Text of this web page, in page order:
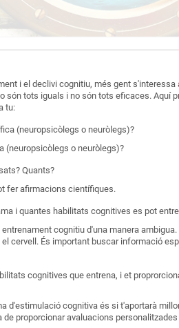
i el declivi cognitiu, més gent
són tots iguals i no són tots eficaces. Aquí
tu:
(neuropsicòlegs o neuròlegs)?
(neuropsicòlegs o neuròlegs)?
Quants?
fer afirmacions científiques.
i quantes habilitats cognitives es pot
cognitiu d'una manera
cervell. És important buscar informació
cognitives que entrena, i et
d'estimulació cognitiva és si t'aportarà
proporcionar avaluacions